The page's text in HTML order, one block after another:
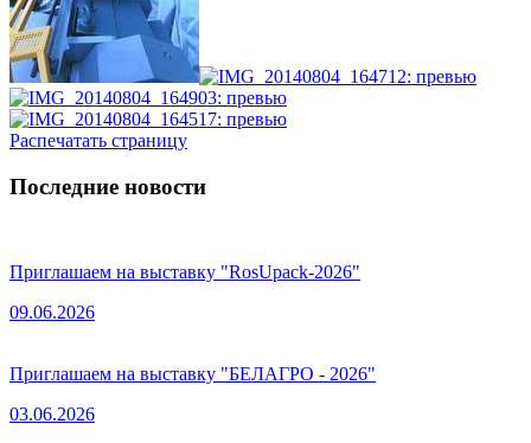
Распечатать страницу
Последние новости
Приглашаем на выставку "RosUpack-2026"
09.06.2026
Приглашаем на выставку "БЕЛАГРО - 2026"
03.06.2026